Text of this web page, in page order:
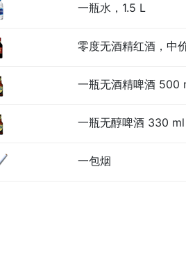
一瓶水，1.5 L
零度无酒精红酒，中
一瓶无酒精啤酒 500
一瓶无醇啤酒 330 ml
一包烟